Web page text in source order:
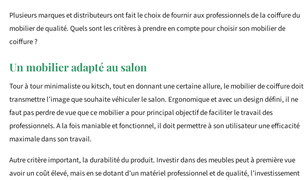
Plusieurs marques et distributeurs ont fait le choix de fournir aux professionnels de la coiffure du
mobilier de qualité. Quels sont les critères à prendre en compte pour choisir son mobilier de
coiffure ?
Un mobilier adapté au salon
Tour à tour minimaliste ou kitsch, tout en donnant une certaine allure, le mobilier de coiffure doit
transmettre l’image que souhaite véhiculer le salon. Ergonomique et avec un design défini, il ne
faut pas perdre de vue que ce mobilier a pour principal objectif de faciliter le travail des
professionnels. A la fois maniable et fonctionnel, il doit permettre à son utilisateur une efficacité
maximale dans son travail.
Autre critère important, la durabilité du produit. Investir dans des meubles peut à première vue
avoir un coût élevé, mais en se dotant d’un matériel professionnel et de qualité, l’investissement